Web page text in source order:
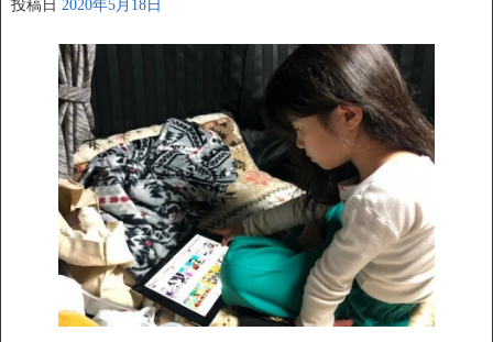
投稿日 2020年5月18日